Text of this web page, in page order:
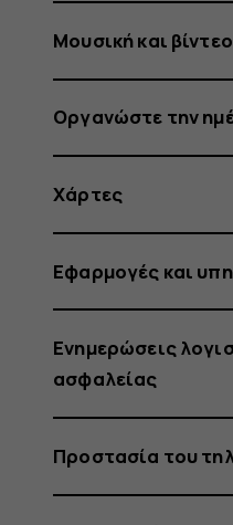
Μουσική και βίντεο
Οργανώστε την
Χάρτες
Εφαρμογές και
Ενημερώσεις
ασφαλείας
Προστασία του